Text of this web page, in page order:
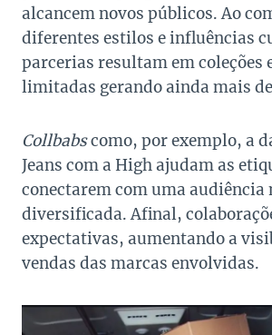
alcancem novos públicos. Ao
diferentes estilos e influências
parcerias resultam em coleções
limitadas gerando ainda mais
Collbabscomo, por exemplo, a
Jeans com a High ajudam as
conectarem com uma audiência
diversificada. Afinal,
expectativas, aumentando a
vendas das marcas envolvidas.